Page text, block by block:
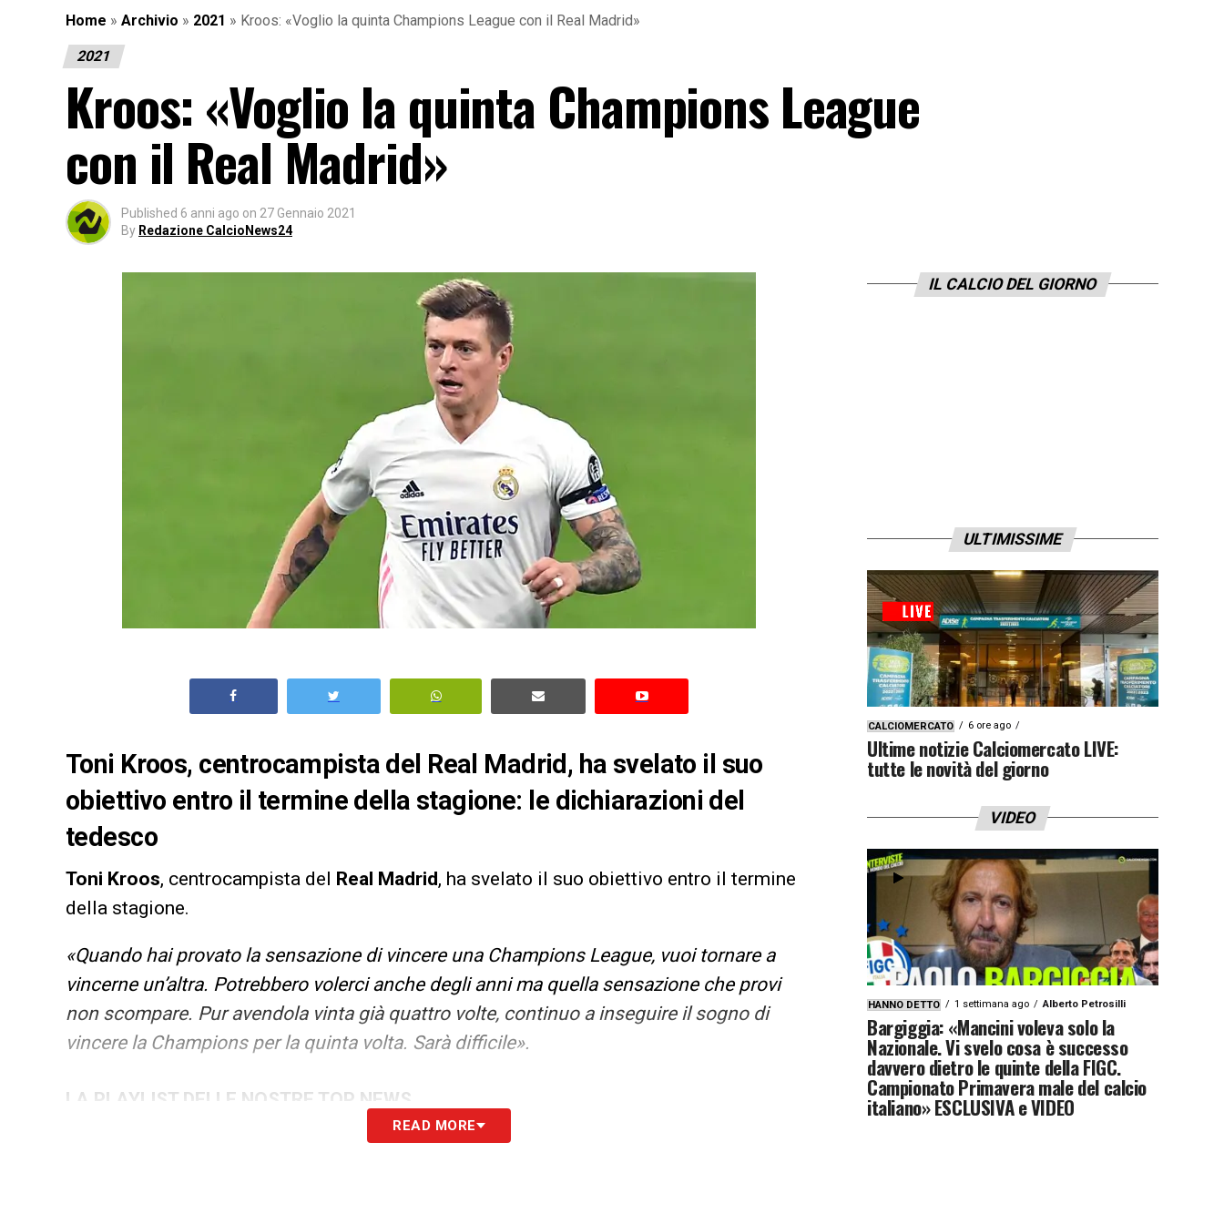
Home » Archivio » 2021 » Kroos: «Voglio la quinta Champions League con il Real Madrid»
2021
Kroos: «Voglio la quinta Champions League
con il Real Madrid»
Published 6 anni ago on 27 Gennaio 2021
By Redazione CalcioNews24
Toni Kroos, centrocampista del Real Madrid, ha svelato il suo
obiettivo entro il termine della stagione: le dichiarazioni del
tedesco
Toni Kroos, centrocampista del Real Madrid, ha svelato il suo obiettivo entro il termine
della stagione.
«Quando hai provato la sensazione di vincere una Champions League, vuoi tornare a
vincerne un’altra. Potrebbero volerci anche degli anni ma quella sensazione che provi
non scompare. Pur avendola vinta già quattro volte, continuo a inseguire il sogno di
vincere la Champions per la quinta volta. Sarà difficile».
LA PLAYLIST DELLE NOSTRE TOP NEWS
READ MORE
IL CALCIO DEL GIORNO
ULTIMISSIME
CALCIOMERCATO 6 ore ago
Ultime notizie Calciomercato LIVE:
tutte le novità del giorno
VIDEO
HANNO DETTO 1 settimana ago Alberto Petrosilli
Bargiggia: «Mancini voleva solo la
Nazionale. Vi svelo cosa è successo
davvero dietro le quinte della FIGC.
Campionato Primavera male del calcio
italiano» ESCLUSIVA e VIDEO